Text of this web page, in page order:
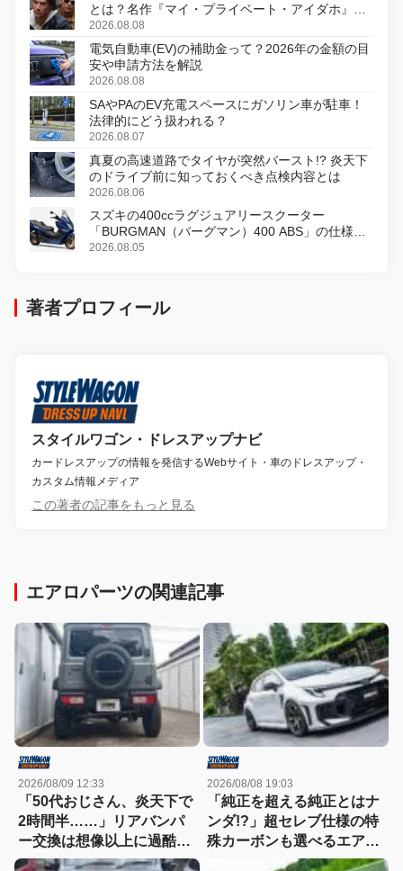
とは？名作『マイ・プライベート・アイダホ』が
初のデジタルリマスター版で復活
2026.08.08
電気自動車(EV)の補助金って？2026年の金額の目
安や申請方法を解説
2026.08.08
SAやPAのEV充電スペースにガソリン車が駐車！
法律的にどう扱われる？
2026.08.07
真夏の高速道路でタイヤが突然バースト!? 炎天下
のドライブ前に知っておくべき点検内容とは
2026.08.06
スズキの400ccラグジュアリースクーター
「BURGMAN（バーグマン）400 ABS」の仕様を
変更し、8月18日に発売
2026.08.05
著者プロフィール
スタイルワゴン・ドレスアップナビ
カードレスアップの情報を発信するWebサイト・車のドレスアップ・
カスタム情報メディア
この著者の記事をもっと見る
エアロパーツの関連記事
2026/08/09 12:33
「50代おじさん、炎天下で
2時間半……」リアバンパ
ー交換は想像以上に過酷だ
った
2026/08/08 19:03
「純正を超える純正とはナ
ンダ!?」超セレブ仕様の特
殊カーボンも選べるエアロ
キット新登場！【アーティ